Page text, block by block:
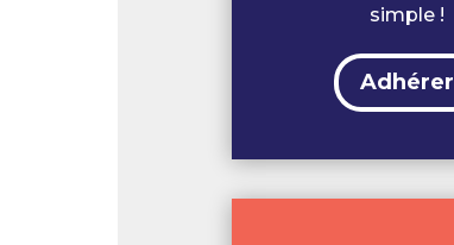
simple !
Adhérer